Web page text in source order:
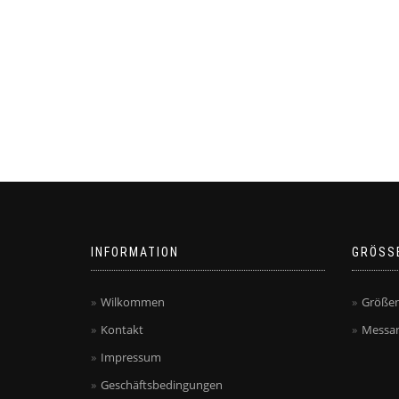
INFORMATION
Wilkommen
Kontakt
Impressum
Geschäftsbedingungen